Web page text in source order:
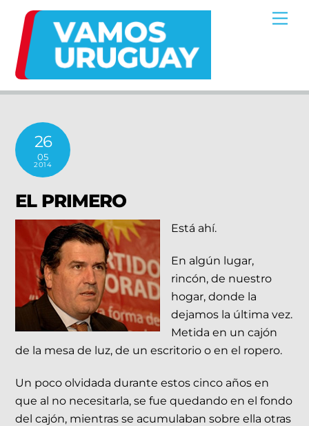
content
26
05
2014
EL PRIMERO
Está ahí.
En algún lugar,
rincón, de nuestro
hogar, donde la
dejamos la última vez.
Metida en un cajón
de la mesa de luz, de un escritorio o en el ropero.
Un poco olvidada durante estos cinco años en
que al no necesitarla, se fue quedando en el fondo
del cajón, mientras se acumulaban sobre ella otras